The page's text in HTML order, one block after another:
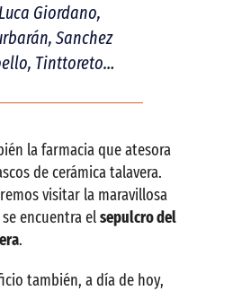
Giordano,
Sanchez
Tinttoreto…
la farmacia que atesora
de cerámica talavera.
visitar la maravillosa
encuentra elsepulcro del
.
también, a día de hoy,